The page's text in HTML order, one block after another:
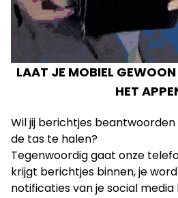
LAAT JE MOBIEL
HET
Wil jij berichtjes
de tas te halen?
Tegenwoordig gaat onze
krijgt berichtjes binnen, je
notificaties van je social media